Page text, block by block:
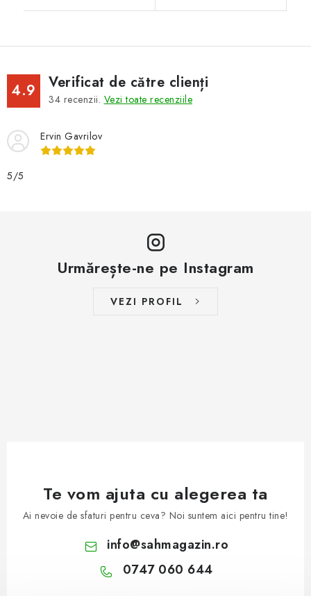
4.9 Verificat de către clienți
34 recenzii. Vezi toate recenziile
Ervin Gavrilov
5/5
Urmărește-ne pe Instagram
VEZI PROFIL
Te vom ajuta cu alegerea ta
Ai nevoie de sfaturi pentru ceva? Noi suntem aici pentru tine!
info@sahmagazin.ro
0747 060 644